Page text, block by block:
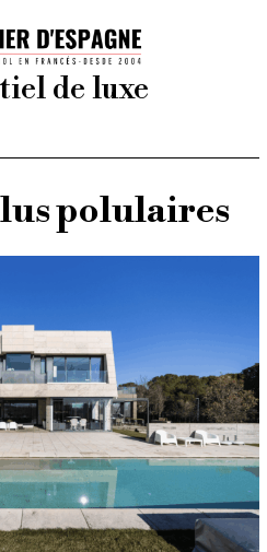
de luxe
polulaires